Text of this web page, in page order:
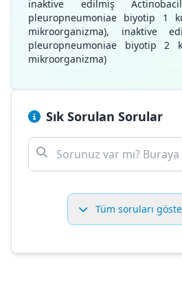
inaktive edilmiş
pleuropneumoniae biyotip 1
mikroorganizma), inaktive
pleuropneumoniae biyotip
mikroorganizma)
Sık Sorulan Sorular
Tüm soruları